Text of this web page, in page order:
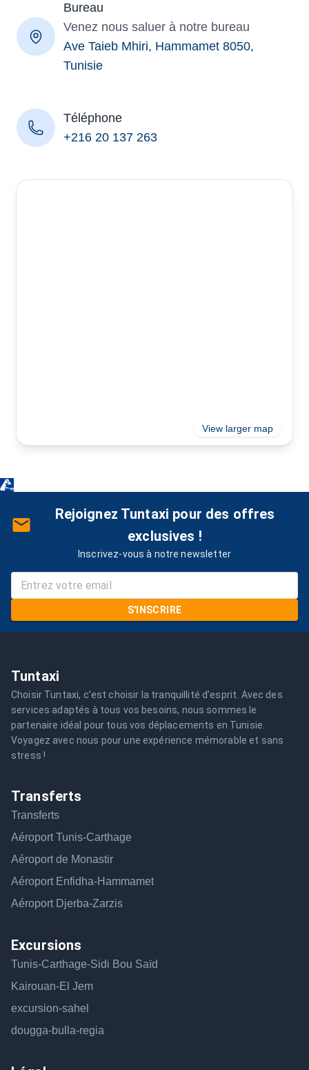
Bureau
Venez nous saluer à notre bureau
Ave Taieb Mhiri, Hammamet 8050,
Tunisie
Téléphone
+216 20 137 263
View larger map
Rejoignez Tuntaxi pour des offres
exclusives !
Inscrivez-vous à notre newsletter
S'INSCRIRE
Tuntaxi
Choisir Tuntaxi, c’est choisir la tranquillité d’esprit. Avec des
services adaptés à tous vos besoins, nous sommes le
partenaire idéal pour tous vos déplacements en Tunisie.
Voyagez avec nous pour une expérience mémorable et sans
stress !
Transferts
Transferts
Aéroport Tunis-Carthage
Aéroport de Monastir
Aéroport Enfidha-Hammamet
Aéroport Djerba-Zarzis
Excursions
Tunis-Carthage-Sidi Bou Saïd
Kairouan-El Jem
excursion-sahel
dougga-bulla-regia